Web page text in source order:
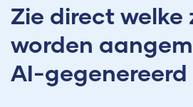
Zie direct welke
worden
AI-gegenereerd